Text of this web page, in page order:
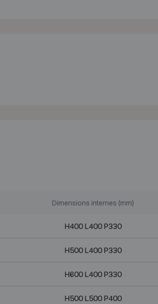
Dimensions internes (mm)
H400 L400 P330
H500 L400 P330
H600 L400 P330
H500 L500 P400